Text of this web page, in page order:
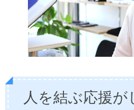
人を結ぶ応援が